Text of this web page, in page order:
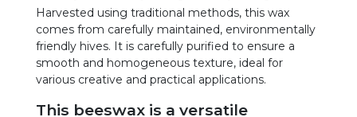
Harvested using traditional methods, this wax
comes from carefully maintained, environmentally
friendly hives. It is carefully purified to ensure a
smooth and homogeneous texture, ideal for
various creative and practical applications.
This beeswax is a versatile